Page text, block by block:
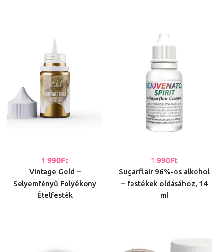
1 990Ft
Vintage Gold –
Selyemfényű Folyékony
Ételfesték
1 990Ft
Sugarflair 96%-os alkohol
– festékek oldásához, 14
ml